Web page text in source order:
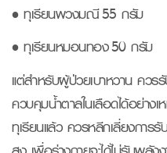
• ทุเรียนพวงมณี 55 กรัม
• ทุเรียนหมอนทอง 50 กรัม
แต่สำหรับผู้ป่วยเบาหวาน ควร
ควบคุมน้ำตาลในเลือดได้อย่างเ
ทุเรียนแล้ว ควรหลีกเลี่ยงการ